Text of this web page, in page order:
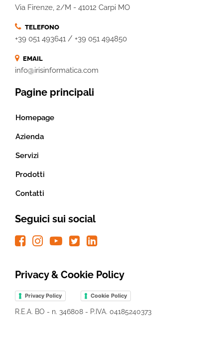
Via Firenze, 2/M - 41012 Carpi MO
TELEFONO
+39 051 493641 / +39 051 494850
EMAIL
info@irisinformatica.com
Pagine principali
Homepage
Azienda
Servizi
Prodotti
Contatti
Seguici sui social
Privacy & Cookie Policy
Privacy Policy Cookie Policy
R.E.A. BO - n. 346808 - P.IVA. 04185240373